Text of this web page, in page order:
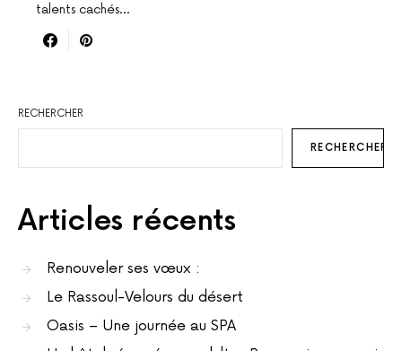
talents cachés...
RECHERCHER
RECHERCHER
Articles récents
Renouveler ses vœux :
Le Rassoul-Velours du désert
Oasis – Une journée au SPA